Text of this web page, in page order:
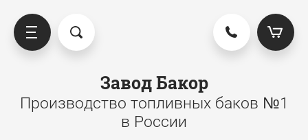
Завод Бакор
Производство топливных баков №1
в России